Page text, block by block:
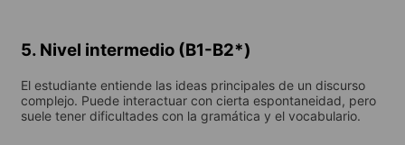
5. Nivel intermedio (B1-B2*)
El estudiante entiende las ideas principales de un discurso
complejo. Puede interactuar con cierta espontaneidad, pero
suele tener dificultades con la gramática y el vocabulario.